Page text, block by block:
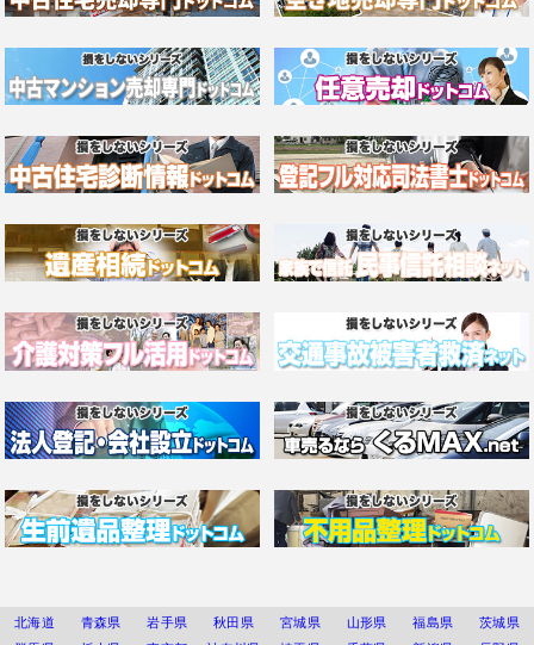
北海道 青森県 岩手県 秋田県 宮城県 山形県 福島県
茨城県